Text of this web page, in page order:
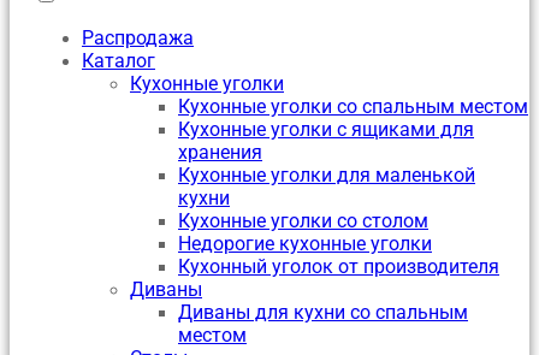
Распродажа
Каталог
Кухонные уголки
Кухонные уголки со спальным местом
Кухонные уголки с ящиками для
хранения
Кухонные уголки для маленькой
кухни
Кухонные уголки со столом
Недорогие кухонные уголки
Кухонный уголок от производителя
Диваны
Диваны для кухни со спальным
местом